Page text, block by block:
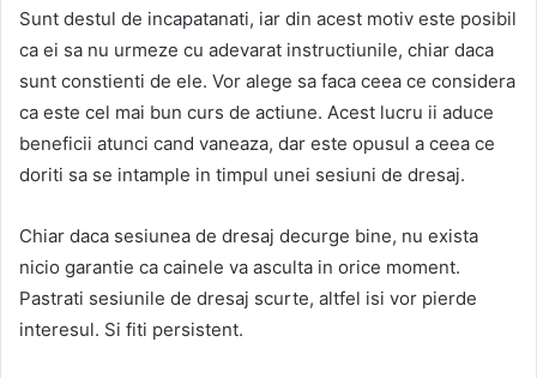
Sunt destul de incapatanati, iar din acest motiv este posibil
ca ei sa nu urmeze cu adevarat instructiunile, chiar daca
sunt constienti de ele. Vor alege sa faca ceea ce considera
ca este cel mai bun curs de actiune. Acest lucru ii aduce
beneficii atunci cand vaneaza, dar este opusul a ceea ce
doriti sa se intample in timpul unei sesiuni de dresaj.
Chiar daca sesiunea de dresaj decurge bine, nu exista
nicio garantie ca cainele va asculta in orice moment.
Pastrati sesiunile de dresaj scurte, altfel isi vor pierde
interesul. Si fiti persistent.